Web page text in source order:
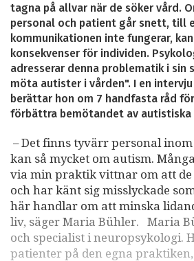
tagna på allvar när de söker vård.
personal och patient går snett, till
kommunikationen inte fungerar,
konsekvenser för individen.
adresserar denna problematik i sin
möta autister i vården". I en
berättar hon om 7 handfasta råd
förbättra bemötandet av autistiska
– Det finns tyvärr personal
kan så mycket om autism.
via min praktik vittnar om att
och har känt sig misslyckade
här handlar om att minska
liv, säger Maria Bühler. Maria
och specialist i neuropsykologi.
patienter på den egna